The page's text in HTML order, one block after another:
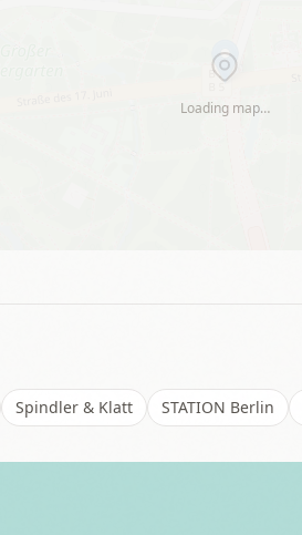
Loading map…
Spindler & Klatt STATION Berlin